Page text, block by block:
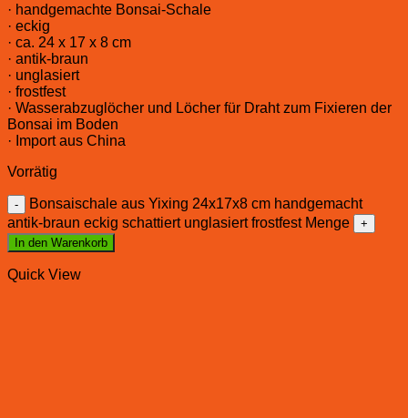
· handgemachte Bonsai-Schale
· eckig
· ca. 24 x 17 x 8 cm
· antik-braun
· unglasiert
· frostfest
· Wasserabzuglöcher und Löcher für Draht zum Fixieren der
Bonsai im Boden
· Import aus China
Vorrätig
Bonsaischale aus Yixing 24x17x8 cm handgemacht
antik-braun eckig schattiert unglasiert frostfest Menge
In den Warenkorb
Quick View